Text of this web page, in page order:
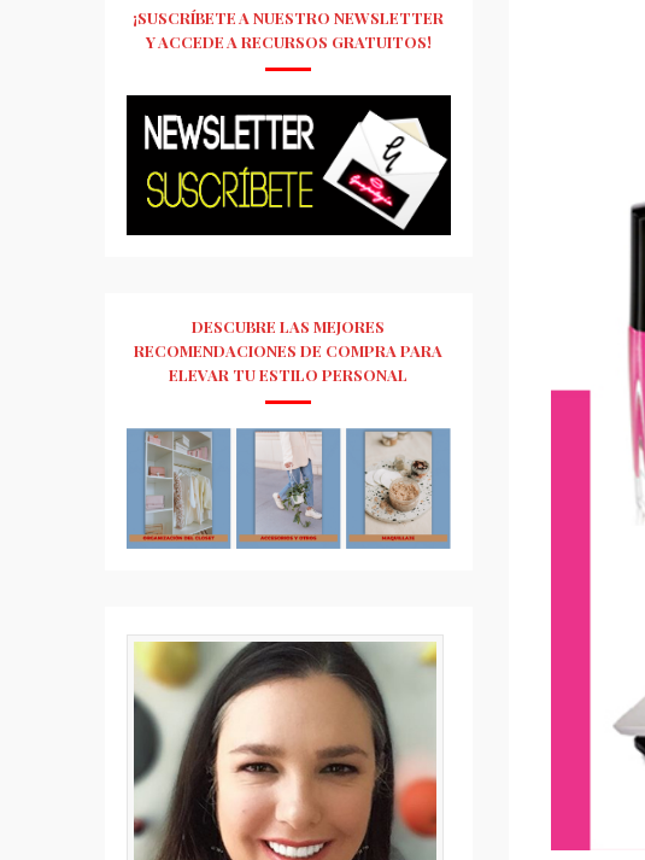
¡SUSCRÍBETE A NUESTRO NEWSLETTER
Y ACCEDE A RECURSOS GRATUITOS!
DESCUBRE LAS MEJORES
RECOMENDACIONES DE COMPRA PARA
ELEVAR TU ESTILO PERSONAL